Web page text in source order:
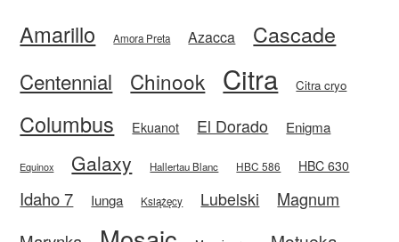
Amarillo Amora Preta Azacca Cascade
Centennial Chinook Citra Citra cryo
Columbus Ekuanot El Dorado Enigma
Equinox Galaxy Hallertau Blanc HBC 586 HBC 630
Idaho 7 Iunga Książęcy Lubelski
Magnum